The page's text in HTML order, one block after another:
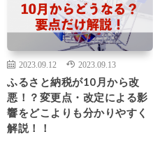
2023.09.12 2023.09.13
ふるさと納税が10月から改
悪！？変更点・改定による影
響をどこよりも分かりやすく
解説！！